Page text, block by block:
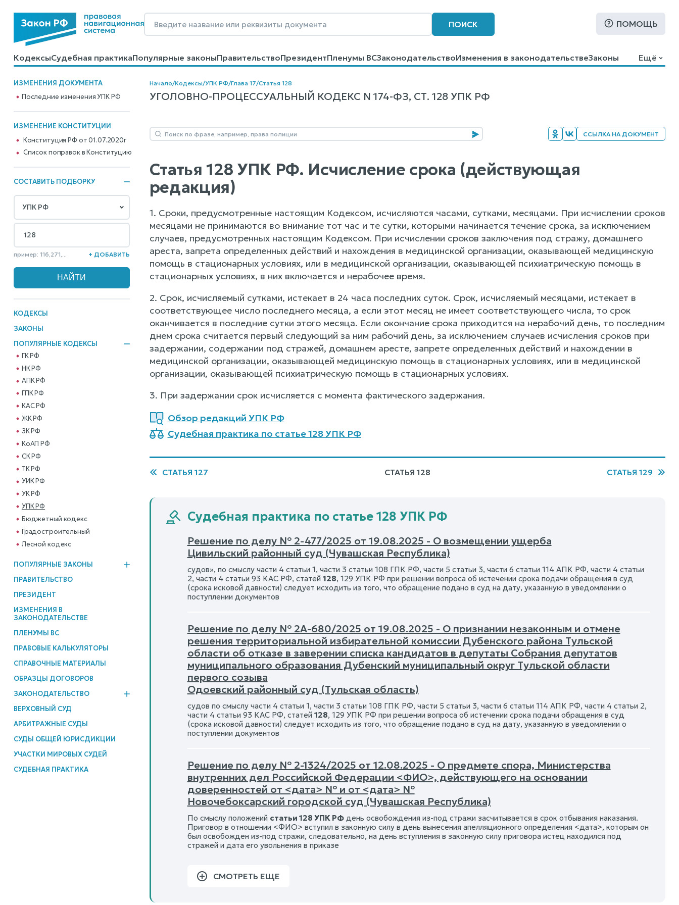
ПОИСК ПОМОЩЬ
КодексыСудебная практикаПопулярные законыПравительствоПрезидентПленумы ВСЗаконодательствоИзменения в законодательствеЗаконы
КалькуляторыСправочные материалыОбразцы договоровКонтактыПомощьПоиск
Ещё
ИЗМЕНЕНИЯ ДОКУМЕНТА
Последние изменения УПК РФ
ИЗМЕНЕНИЕ КОНСТИТУЦИИ
Конституция РФ от 01.07.2020г
Cписок поправок в Конституцию
СОСТАВИТЬ ПОДБОРКУ
пример: 116,271,... + ДОБАВИТЬ
КОДЕКСЫ
ЗАКОНЫ
ПОПУЛЯРНЫЕ КОДЕКСЫ
ГК РФ
НК РФ
АПК РФ
ГПК РФ
КАС РФ
ЖК РФ
ЗК РФ
КоАП РФ
СК РФ
ТК РФ
УИК РФ
УК РФ
УПК РФ
Бюджетный кодекс
Градостроительный
Лесной кодекс
ПОПУЛЯРНЫЕ ЗАКОНЫ
ПРАВИТЕЛЬСТВО
ПРЕЗИДЕНТ
ИЗМЕНЕНИЯ В
ЗАКОНОДАТЕЛЬСТВЕ
ПЛЕНУМЫ ВС
ПРАВОВЫЕ КАЛЬКУЛЯТОРЫ
СПРАВОЧНЫЕ МАТЕРИАЛЫ
ОБРАЗЦЫ ДОГОВОРОВ
ЗАКОНОДАТЕЛЬСТВО
ВЕРХОВНЫЙ СУД
АРБИТРАЖНЫЕ СУДЫ
СУДЫ ОБЩЕЙ ЮРИСДИКЦИИ
УЧАСТКИ МИРОВЫХ СУДЕЙ
СУДЕБНАЯ ПРАКТИКА
Начало/Кодексы/УПК РФ/Глава 17/Статья 128
УГОЛОВНО-ПРОЦЕССУАЛЬНЫЙ КОДЕКС N 174-ФЗ, СТ. 128 УПК РФ
ССЫЛКА НА ДОКУМЕНТ
Статья 128 УПК РФ. Исчисление срока (действующая
редакция)
1. Сроки, предусмотренные настоящим Кодексом, исчисляются часами, сутками, месяцами. При исчислении сроков
месяцами не принимаются во внимание тот час и те сутки, которыми начинается течение срока, за исключением
случаев, предусмотренных настоящим Кодексом. При исчислении сроков заключения под стражу, домашнего
ареста, запрета определенных действий и нахождения в медицинской организации, оказывающей медицинскую
помощь в стационарных условиях, или в медицинской организации, оказывающей психиатрическую помощь в
стационарных условиях, в них включается и нерабочее время.
2. Срок, исчисляемый сутками, истекает в 24 часа последних суток. Срок, исчисляемый месяцами, истекает в
соответствующее число последнего месяца, а если этот месяц не имеет соответствующего числа, то срок
оканчивается в последние сутки этого месяца. Если окончание срока приходится на нерабочий день, то последним
днем срока считается первый следующий за ним рабочий день, за исключением случаев исчисления сроков при
задержании, содержании под стражей, домашнем аресте, запрете определенных действий и нахождении в
медицинской организации, оказывающей медицинскую помощь в стационарных условиях, или в медицинской
организации, оказывающей психиатрическую помощь в стационарных условиях.
3. При задержании срок исчисляется с момента фактического задержания.
Обзор редакций УПК РФ
Судебная практика по статье 128 УПК РФ
СТАТЬЯ 127 СТАТЬЯ 128 СТАТЬЯ 129
Судебная практика по статье 128 УПК РФ
Решение по делу № 2-477/2025 от 19.08.2025 - О возмещении ущерба
Цивильский районный суд (Чувашская Республика)
судов», по смыслу части 4 статьи 1, части 3 статьи 108 ГПК РФ, части 5 статьи 3, части 6 статьи 114 АПК РФ, части 4 статьи
2, части 4 статьи 93 КАС РФ, статей 128, 129 УПК РФ при решении вопроса об истечении срока подачи обращения в суд
(срока исковой давности) следует исходить из того, что обращение подано в суд на дату, указанную в уведомлении о
поступлении документов
Решение по делу № 2А-680/2025 от 19.08.2025 - О признании незаконным и отмене
решения территориальной избирательной комиссии Дубенского района Тульской
области об отказе в заверении списка кандидатов в депутаты Собрания депутатов
муниципального образования Дубенский муниципальный округ Тульской области
первого созыва
Одоевский районный суд (Тульская область)
судов по смыслу части 4 статьи 1, части 3 статьи 108 ГПК РФ, части 5 статьи 3, части 6 статьи 114 АПК РФ, части 4 статьи 2,
части 4 статьи 93 КАС РФ, статей 128, 129 УПК РФ при решении вопроса об истечении срока подачи обращения в суд
(срока исковой давности) следует исходить из того, что обращение подано в суд на дату, указанную в уведомлении о
поступлении документов
Решение по делу № 2-1324/2025 от 12.08.2025 - О предмете спора, Министерства
внутренних дел Российской Федерации <ФИО>, действующего на основании
доверенностей от <дата> № и от <дата> №
Новочебоксарский городской суд (Чувашская Республика)
По смыслу положений статьи 128 УПК РФдень освобождения из-под стражи засчитывается в срок отбывания наказания.
Приговор в отношении <ФИО> вступил в законную силу в день вынесения апелляционного определения <дата>, которым он
был освобожден из-под стражи, следовательно, на день вступления в законную силу приговора истец находился под
стражей и дата его увольнения в приказе
СМОТРЕТЬ ЕЩЕ